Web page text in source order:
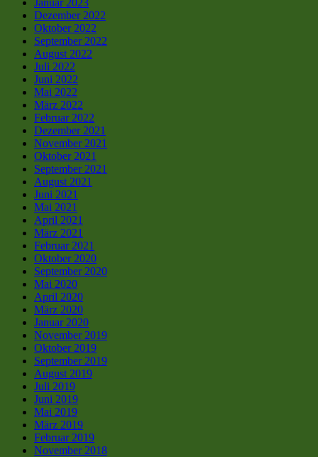
Dezember 2022
Oktober 2022
September 2022
August 2022
Juli 2022
Juni 2022
Mai 2022
März 2022
Februar 2022
Dezember 2021
November 2021
Oktober 2021
September 2021
August 2021
Juni 2021
Mai 2021
April 2021
März 2021
Februar 2021
Oktober 2020
September 2020
Mai 2020
April 2020
März 2020
Januar 2020
November 2019
Oktober 2019
September 2019
August 2019
Juli 2019
Juni 2019
Mai 2019
März 2019
Februar 2019
November 2018